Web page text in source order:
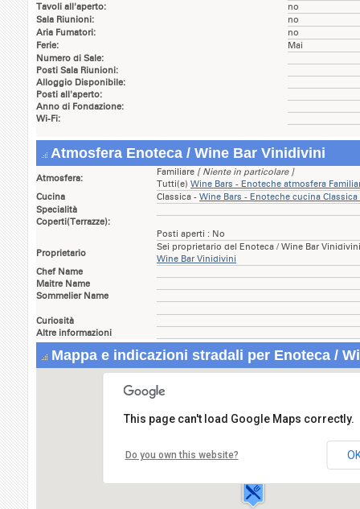
Tavoli all'aperto:
no
Sala Riunioni:
no
Aria Fumatori:
no
Ferie:
Mai
Numero di Sale:
Posti Sala Riunioni:
Alloggio Disponibile:
Posti all'aperto:
Anno di Fondazione:
Wi-Fi:
Atmosfera Enoteca / Wine Bar Vinidivini
Atmosfera:
Familiare [ Niente in particolare ]
Tutti(e) Wine Bars - Enoteche atmosfera
Cucina
Classica - Wine Bars - Enoteche cucina Classica
Specialità
Coperti(Terrazze):
Posti aperti : No
Proprietario
Sei proprietario del Enoteca / Wine Bar
Wine Bar Vinidivini
Chef Name
Maitre Name
Sommelier Name
Curiosità
Altre informazioni
Mappa e indicazioni stradali per Enoteca /
Enoteca / Wine Bar Vinidivini
Via Rattini,3
24036 PONTE SAN PIETRO
This page can't load Google Maps correctly.
Do you own this website?